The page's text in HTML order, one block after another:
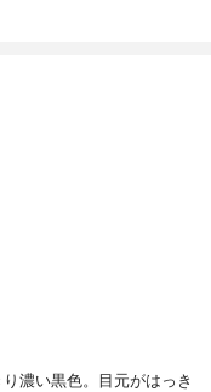
濃い黒色。目元がはっき